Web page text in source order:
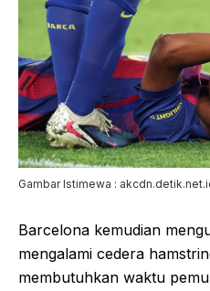
Gambar Istimewa :
Barcelona kemudian
mengalami cedera
membutuhkan waktu